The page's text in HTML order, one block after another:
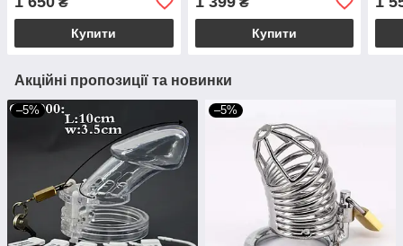
Купити Купити
Акційні пропозиції та новинки
–5% –5%